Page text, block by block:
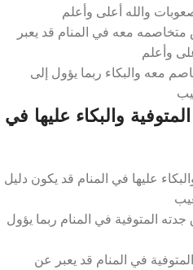
والله أعلى وأعلم
متخاصمه معه في المنام قد يعبر
وأعلم
معه والبكاء ربما يؤول إلى
والبكاء عليها في
عليها في المنام قد يكون دليل
المتوفية في المنام ربما يؤول
المتوفية في المنام قد يعبر عن